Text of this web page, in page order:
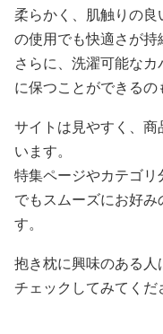
柔らかく、肌触りの良
の使用でも快適さが持
さらに、洗濯可能な
に保つことができるの
サイトは見やすく、商
います。
特集ページやカテゴ
でもスムーズにお好み
す。
抱き枕に興味のある
チェックしてみてくだ